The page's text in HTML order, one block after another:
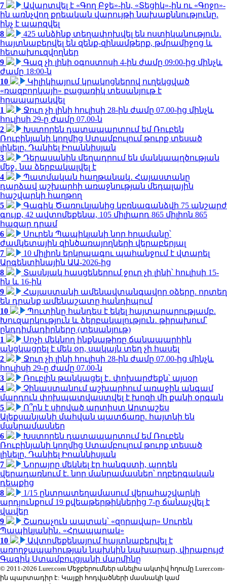
7
Ավարտվել է «Գող Բջե»-ին, «Տեցիկ»-ին ու «Գոջո»-
ին առնչվող քրեական վարույթի նախաքննությունը.
ինչ է պարզվել
8
425 անձինք տեղափոխվել են ոստիկանություն․
հայտնաբերվել են զենք-զինամթերք, թմրամիջոց և
հետախուզվողներ
9
Գազ չի լինի օգոստոսի 4-ին ժամը 09:00-ից մինչև
ժամը 18:00-ն
10
Կիլիկիայում կրակոցներով ուղեկցված
«ռազբորկայի» բացառիկ տեսանյութ է
հրապարակվել
1
Ջուր չի լինի հուլիսի 28-ին ժամը 07.00-ից մինչև
հուլիսի 29-ը ժամը 07.00-ն
2
Խստորեն դատապարտում եմ Ռուբեն
Ռուբինյանի կողմից Ստամբուլում թուրք տեսած
լինելը. Դանիել Իոաննիսյան
3
Դերասանին մեղադրում են մանկապղծության
մեջ․ նա ձերբակալվել է
4
Պատմական հաղթանակ․ Հայաստանը
դարձավ աշխարհի առաջնության մեդալային
հաշվարկի հաղթող
5
Գագիկ Ծառուկյանից կբռնագանձվի 75 անշարժ
գույք, 42 ավտոմեքենա, 105 միլիարդ 865 միլիոն 865
հազար դրամ
6
Սուրեն Պապիկյանի նոր հրամանը՝
ժամկետային զինծառայողների վերաբերյալ
7
10 միլիոն երկրպագու պահանջում է վտարել
Արգենտինային ԱԱ-2026-ից
8
Տասնյակ հասցեներում ջուր չի լինի՝ հուլիսի 15-
ին և 16-ին
9
Հայաստանի ամենավտանգավոր օձերը. որտեղ
են դրանք ամենաշատը հանդիպում
10
Պուտինը հանդես է եկել հայտարարությամբ.
Խուզարկություն և ձերբակալություն․ թիրախում՝
ընդդիմադիրները (տեսանյութ)
1
Սոչի մեկնող ինքնաթիռը ճանապարհին
անցկացրել է մեկ օր, սակայն տեղ չի հասել
2
Ջուր չի լինի հուլիսի 28-ին ժամը 07.00-ից մինչև
հուլիսի 29-ը ժամը 07.00-ն
3
Ռուբլին թանկացել է․ փոխարժեքն՝ այսօր
4
Չինաստանում աշխարհում առաջին անգամ
մարդուն փոխպատվաստվել է խոզի մի քանի օրգան
5
Ո՞րն է սիրված արտիստ Արտաշես
Ալեքսանյանի մահվան պատճառը. հայտնի են
մանրամասներ
6
Խստորեն դատապարտում եմ Ռուբեն
Ռուբինյանի կողմից Ստամբուլում թուրք տեսած
լինելը. Դանիել Իոաննիսյան
7
Նորայրը մեկնել էր հանգստի, արդեն
վերադառնում է. նոր մանրամասներ՝ ողբերգական
դեպքից
8
1/15 ընտրատեղամասում վերահաշվարկի
արդյունքում 19 քվեաթերթիկներից 7-ը ճանաչվել է
վավեր
9
Շառաչուն ապտակ՝ «զորավար» Սուրեն
Պապիկյանին․ «Հրապարակ»
10
Ավտոմեքենայում հայտնաբերվել է
առողջապահության նախկին նախարար, վիրաբույժ
Գագիկ Ստամբուլցյանի մարմինը
© 2011-2026 Lurer.com Մեջբերումներ անելիս ակտիվ հղումը Lurer.com-
ին պարտադիր է: Կայքի հոդվածների մասնակի կամ